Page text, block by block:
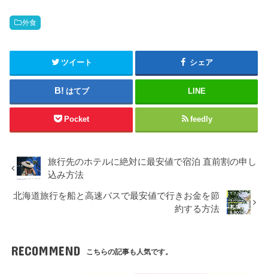
外食
ツイート シェア
はてブ LINE
Pocket feedly
旅行先のホテルに絶対に最安値で宿泊 直前割の申し
込み方法
北海道旅行を船と高速バスで最安値で行きお金を節
約する方法
RECOMMEND こちらの記事も人気です。